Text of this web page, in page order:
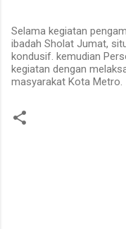
Selama kegiatan
ibadah Sholat Jumat,
kondusif. kemudian
kegiatan dengan
masyarakat Kota Metro.